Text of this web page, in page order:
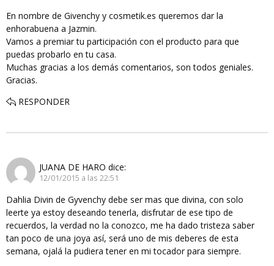
En nombre de Givenchy y cosmetik.es queremos dar la
enhorabuena a Jazmin.
Vamos a premiar tu participación con el producto para que
puedas probarlo en tu casa.
Muchas gracias a los demás comentarios, son todos geniales.
Gracias.
RESPONDER
JUANA DE HARO dice:
12/01/2015 a las 22:51
Dahlia Divin de Gyvenchy debe ser mas que divina, con solo
leerte ya estoy deseando tenerla, disfrutar de ese tipo de
recuerdos, la verdad no la conozco, me ha dado tristeza saber
tan poco de una joya así, será uno de mis deberes de esta
semana, ojalá la pudiera tener en mi tocador para siempre.